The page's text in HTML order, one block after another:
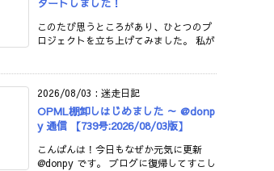
タートしました！
このたび思うところがあり、ひとつのプ
ロジェクトを立ち上げてみました。 私が
2026/08/03 : 迷走日記
OPML棚卸しはじめました ～ @donp
y 通信 【739号:2026/08/03版】
こんばんは！今日もなぜか元気に更新
@donpy です。 ブログに復帰してすこし